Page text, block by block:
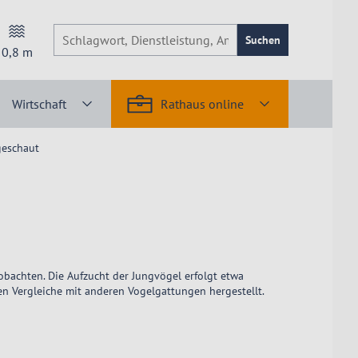
0,8 m
Suchen
Wirtschaft Rathaus online
Die Aufzucht der Jungvögel erfolgt etwa
Vergleiche mit anderen Vogelgattungen hergestellt.